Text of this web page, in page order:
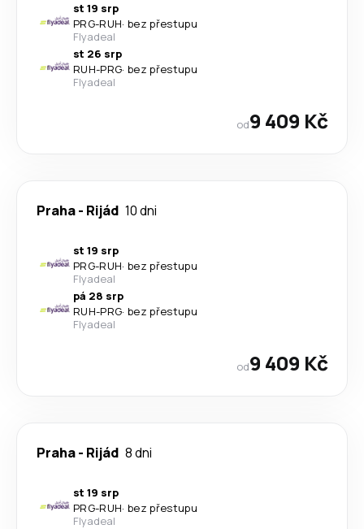
st 19 srp
PRG-RUH· bez přestupu
Flyadeal
st 26 srp
RUH-PRG· bez přestupu
Flyadeal
od9 409 Kč
Praha- Rijád 10 dni
st 19 srp
PRG-RUH· bez přestupu
Flyadeal
pá 28 srp
RUH-PRG· bez přestupu
Flyadeal
od9 409 Kč
Praha- Rijád 8 dni
st 19 srp
PRG-RUH· bez přestupu
Flyadeal